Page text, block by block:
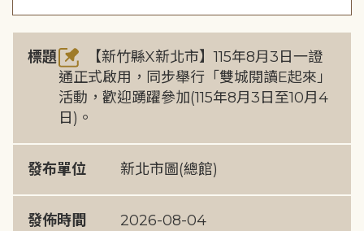
標題
【新竹縣X新北市】115年8月3日一證
通正式啟用，同步舉行「雙城閱讀E起來」
活動，歡迎踴躍參加(115年8月3日至10月4
日)。
發布單位 新北市圖(總館)
發佈時間 2026-08-04